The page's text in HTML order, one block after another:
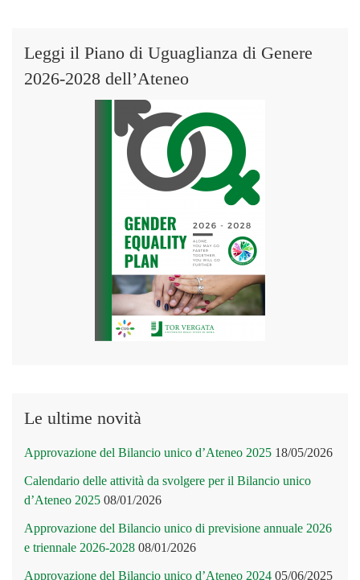
Leggi il Piano di Uguaglianza di Genere
2026-2028 dell’Ateneo
Le ultime novità
Approvazione del Bilancio unico d’Ateneo 2025 18/05/2026
Calendario delle attività da svolgere per il Bilancio unico
d’Ateneo 2025 08/01/2026
Approvazione del Bilancio unico di previsione annuale 2026
e triennale 2026-2028 08/01/2026
Approvazione del Bilancio unico d’Ateneo 2024 05/06/2025